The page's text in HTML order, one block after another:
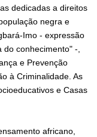
dedicadas a direitos
negra e
Imo - expressão
do conhecimento" -,
e Prevenção
à Criminalidade. As
e Casas
africano,